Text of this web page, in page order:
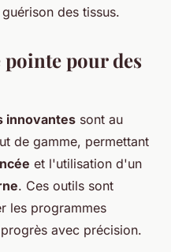
des tissus.
pour des
innovantes sont au
de gamme, permettant
et l'utilisation d'un
. Ces outils sont
les programmes
avec précision.